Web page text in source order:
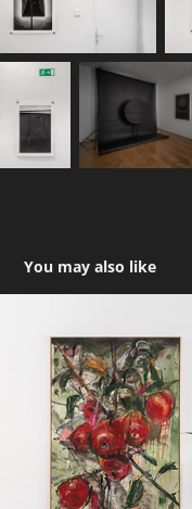
You may also like